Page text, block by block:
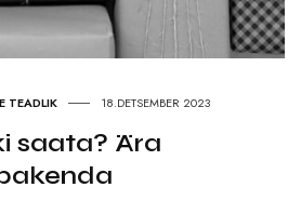
TEADLIK 18.DETSEMBER 2023
saata? Ära